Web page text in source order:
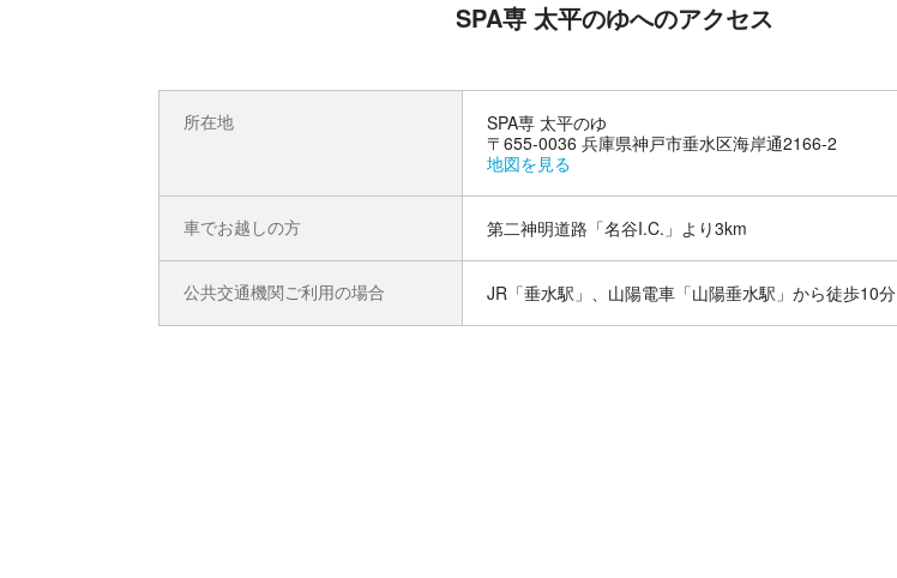
SPA専 太平のゆへのアクセス
所在地
SPA専 太平のゆ
〒655-0036 兵庫県神戸市垂水区海岸通2166-2
地図を見る
車でお越しの方 第二神明道路「名谷I.C.」より3km
公共交通機関ご利用の場合 JR「垂水駅」、山陽電車「山陽垂水駅」から徒歩10分